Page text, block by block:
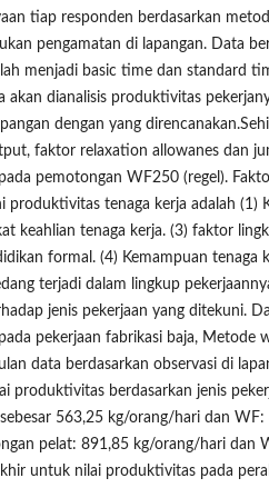
tiap responden berdasarkan
pengamatan di lapangan. Data
menjadi basic time dan standard
akan dianalisis produktivitas
dengan yang
faktor relaxation allowanes dan
pemotongan WF250 (regel).
produktivitas tenaga kerja adalah (1)
keahlian tenaga kerja. (3) faktor
formal. (4) Kemampuan tenaga
terjadi dalam lingkup
jenis pekerjaan yang ditekuni.
pekerjaan fabrikasi baja, Metode
data berdasarkan observasi di
produktivitas berdasarkan jenis
563,25 kg/orang/hari dan
pelat: 891,85 kg/orang/hari dan
untuk nilai produktivitas pada